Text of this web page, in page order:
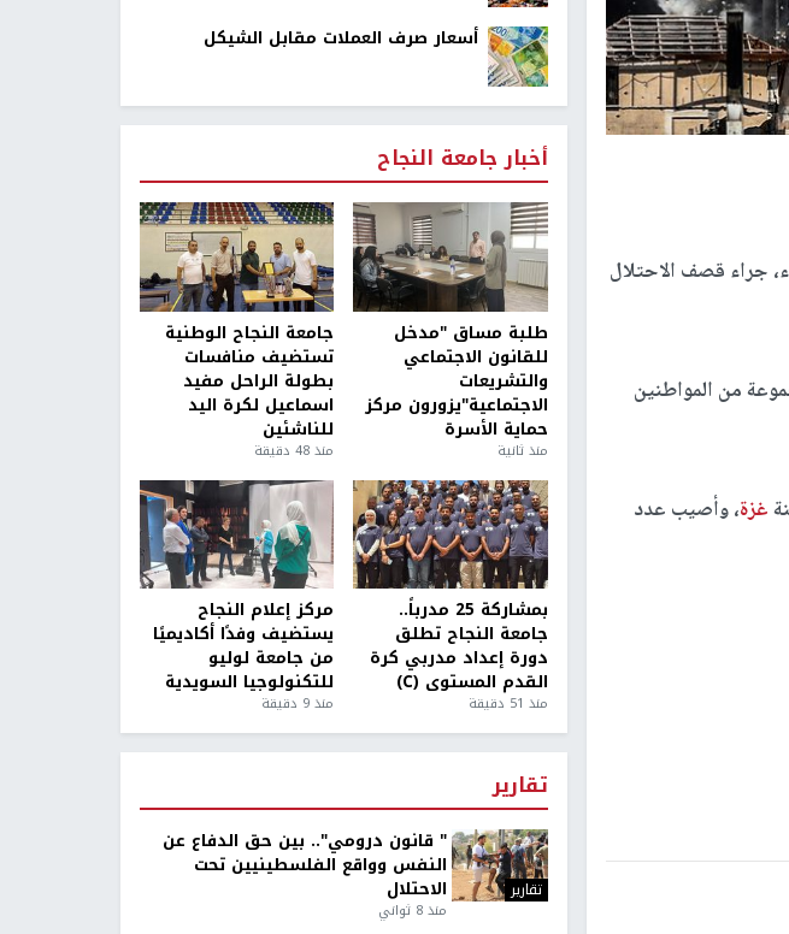
جراء قصف الاحتلال
مجموعة من المواطنين
غزة، وأصيب عدد
أسعار صرف العملات مقابل الشيكل
أخبار جامعة النجاح
طلبة مساق "مدخل
للقانون الاجتماعي
والتشريعات
الاجتماعية"يزورون مركز
حماية الأسرة
منذ ثانية
جامعة النجاح الوطنية
تستضيف منافسات
بطولة الراحل مفيد
اسماعيل لكرة اليد
للناشئين
منذ 48 دقيقة
بمشاركة 25 مدرباً..
جامعة النجاح تطلق
دورة إعداد مدربي كرة
القدم المستوى (C)
منذ 51 دقيقة
مركز إعلام النجاح
يستضيف وفدًا أكاديميًا
من جامعة لوليو
للتكنولوجيا السويدية
منذ 9 دقيقة
تقارير
تقارير
" قانون درومي".. بين حق الدفاع عن
النفس وواقع الفلسطينيين تحت
الاحتلال
منذ 8 ثواني